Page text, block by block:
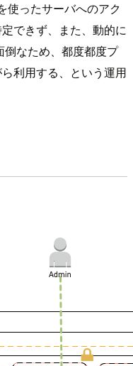
使ったサーバへのアク
できず、また、動的に
なため、都度都度プ
利用する、という運用